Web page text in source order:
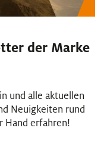
der Marke
und alle aktuellen
Neuigkeiten rund
Hand erfahren!